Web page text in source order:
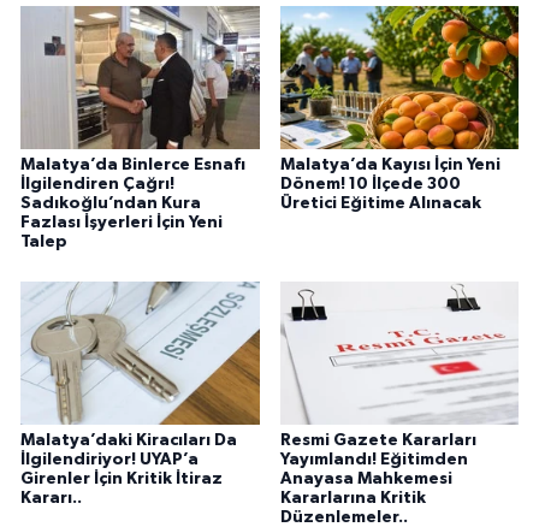
Malatya’da Binlerce Esnafı
İlgilendiren Çağrı!
Sadıkoğlu’ndan Kura
Fazlası İşyerleri İçin Yeni
Talep
Malatya’da Kayısı İçin Yeni
Dönem! 10 İlçede 300
Üretici Eğitime Alınacak
Malatya’daki Kiracıları Da
İlgilendiriyor! UYAP’a
Girenler İçin Kritik İtiraz
Kararı..
Resmi Gazete Kararları
Yayımlandı! Eğitimden
Anayasa Mahkemesi
Kararlarına Kritik
Düzenlemeler..